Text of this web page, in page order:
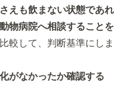
えも飲まない状態であれ
物病院へ相談することを
較して、判断基準にしま
がなかったか確認する